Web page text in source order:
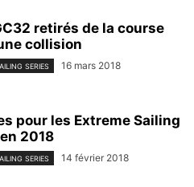
retirés de la course
collision
SERIES 16 mars 2018
pour les Extreme Sailing
2018
SERIES 14 février 2018